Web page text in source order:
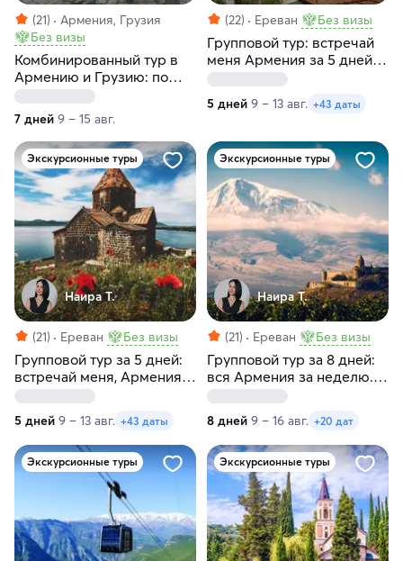
(21)
Армения, Грузия
Без визы
Комбинированный тур в
Армению и Грузию: по
следам героев Мимино за
7 дней
7 дней 9 – 15 авг.
(22) Ереван Без визы
Групповой тур: встречай
меня Армения за 5 дней с
заездами по
воскресеньям и
понедельникам
5 дней 9 – 13 авг. +43 даты
Экскурсионные туры
Наира Т.
(21) Ереван Без визы
Групповой тур за 5 дней:
встречай меня, Армения.
Без проживания, с
заездами по
воскресеньям и
понедельникам
5 дней 9 – 13 авг. +43 даты
Экскурсионные туры
Наира Т.
(21) Ереван Без визы
Групповой тур за 8 дней:
вся Армения за неделю. С
заездами по
воскресеньям
8 дней 9 – 16 авг. +20 дат
Экскурсионные туры Экскурсионные туры